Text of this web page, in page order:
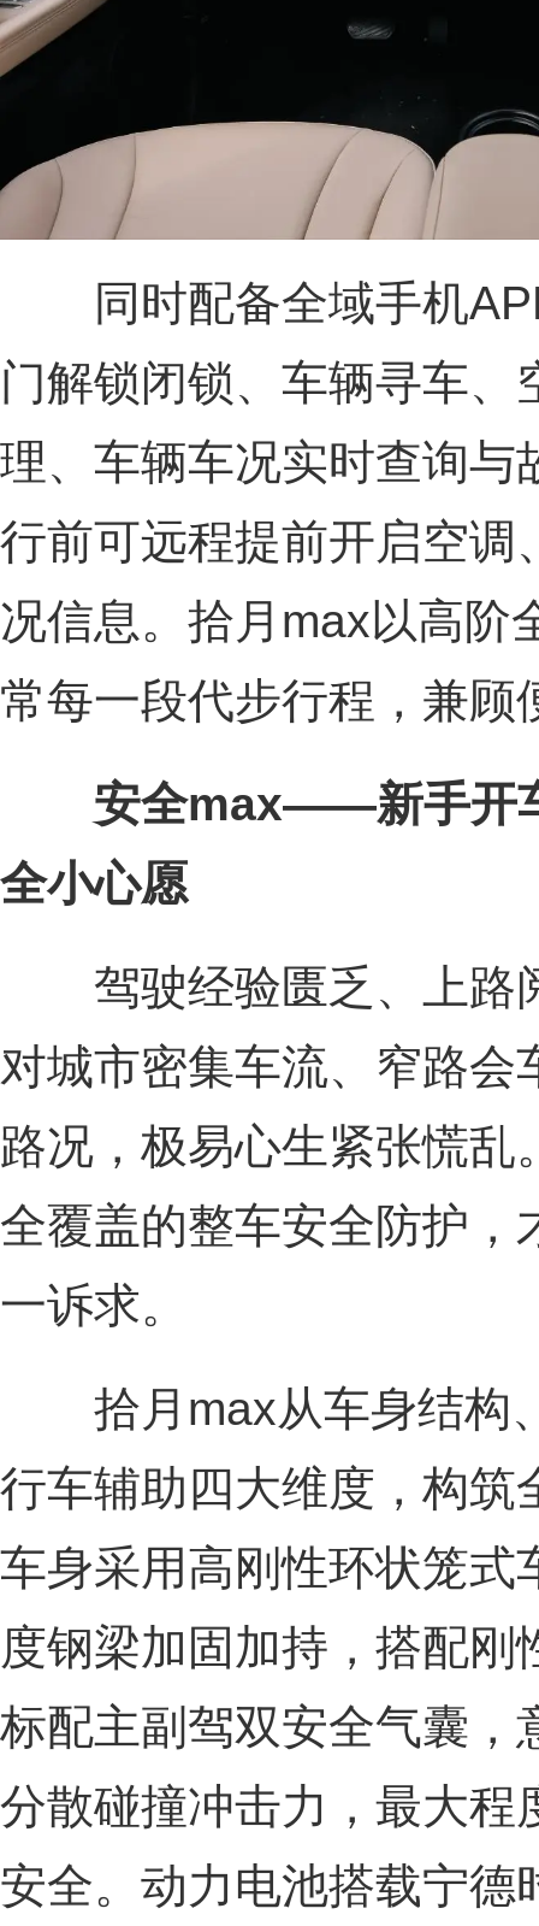
同时配备全域手机
门解锁闭锁、车辆寻车
理、车辆车况实时查询与
行前可远程提前开启空调
况信息。拾月max以高阶
常每一段代步行程，兼顾
安全max——新手开
全小心愿
驾驶经验匮乏、上路
对城市密集车流、窄路
路况，极易心生紧张慌
全覆盖的整车安全防护，
一诉求。
拾月max从车身结构
行车辅助四大维度，构筑
车身采用高刚性环状笼式
度钢梁加固加持，搭配
标配主副驾双安全气囊，
分散碰撞冲击力，最大程
安全。动力电池搭载宁德